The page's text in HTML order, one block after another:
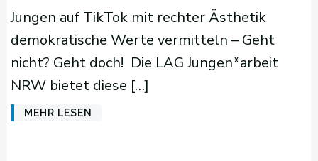
Jungen auf TikTok mit rechter Ästhetik
demokratische Werte vermitteln – Geht
nicht? Geht doch! Die LAG Jungen*arbeit
NRW bietet diese […]
MEHR LESEN